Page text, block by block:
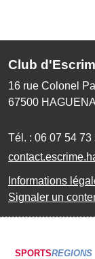
Club
16 rue Colonel
67500
Tél. : 06 07 54 73
Informations
Signaler un
SPORTSREGIONS